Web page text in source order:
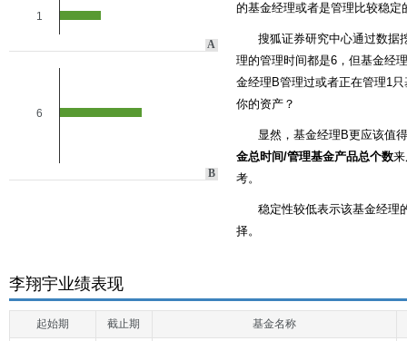
1
A
6
B
的基金经理或者是管理比较稳
搜狐证券研究中心通过数据
理的管理时间都是6，但基金经
金经理B管理过或者正在管理1
你的资产？
显然，基金经理B更应该值
金总时间/管理基金产品总个数
考。
稳定性较低表示该基金经理
择。
李翔宇业绩表现
起始期 截止期 基金名称